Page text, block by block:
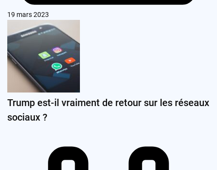
19 mars 2023
Trump est-il vraiment de retour sur les réseaux
sociaux ?